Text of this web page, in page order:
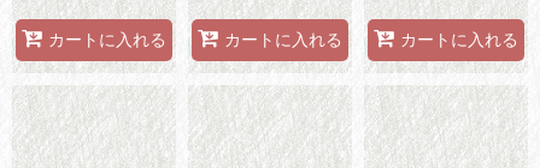
カートに入れる カートに入れる カートに入れる